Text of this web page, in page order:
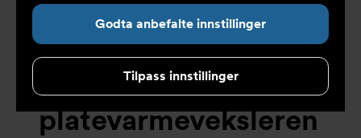
Godta anbefalte innstillinger
Tilpass innstillinger
PHE Select Tool
hjelper deg med å
velge den beste
platevarmeveksleren